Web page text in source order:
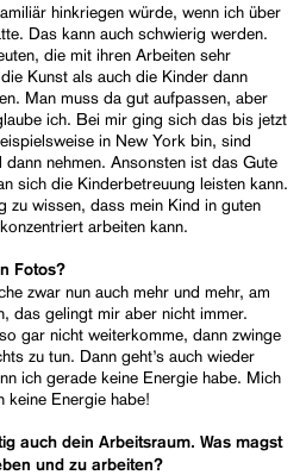
hinkriegen würde, wenn ich über
Das kann auch schwierig werden.
die mit ihren Arbeiten sehr
Kunst als auch die Kinder dann
Man muss da gut aufpassen, aber
ich. Bei mir ging sich das bis jetzt
in New York bin, sind
nehmen. Ansonsten ist das Gute
sich die Kinderbetreuung leisten kann.
zu wissen, dass mein Kind in guten
arbeiten kann.
Fotos?
zwar nun auch mehr und mehr, am
das gelingt mir aber nicht immer.
gar nicht weiterkomme, dann zwinge
zu tun. Dann geht’s auch wieder
ich gerade keine Energie habe. Mich
keine Energie habe!
auch dein Arbeitsraum. Was magst
und zu arbeiten?